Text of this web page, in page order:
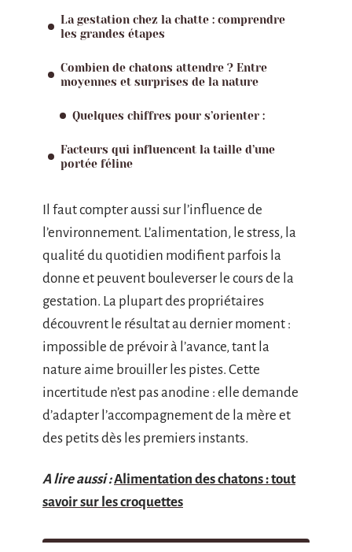
La gestation chez la chatte : comprendre
les grandes étapes
Combien de chatons attendre ? Entre
moyennes et surprises de la nature
Quelques chiffres pour s’orienter :
Facteurs qui influencent la taille d’une
portée féline
Il faut compter aussi sur l’influence de
l’environnement. L’alimentation, le stress, la
qualité du quotidien modifient parfois la
donne et peuvent bouleverser le cours de la
gestation. La plupart des propriétaires
découvrent le résultat au dernier moment :
impossible de prévoir à l’avance, tant la
nature aime brouiller les pistes. Cette
incertitude n’est pas anodine : elle demande
d’adapter l’accompagnement de la mère et
des petits dès les premiers instants.
A lire aussi :Alimentation des chatons : tout
savoir sur les croquettes